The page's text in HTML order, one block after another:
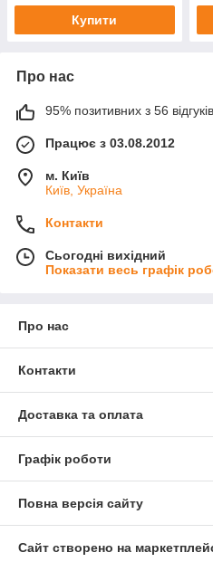
Купити
Про нас
95% позитивних з 56
Працює з 03.08.2012
м. Київ
Київ, Україна
Контакти
Сьогодні вихідний
Показати весь графік
Про нас
Контакти
Доставка та оплата
Графік роботи
Повна версія сайту
Сайт створено на